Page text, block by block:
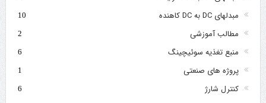
مبدلهای DC به DC کاهنده 10
مطالب آموزشی 2
منبع تغذیه سوئیچینگ 6
پروژه های صنعتی 1
کنترل شارژ 6